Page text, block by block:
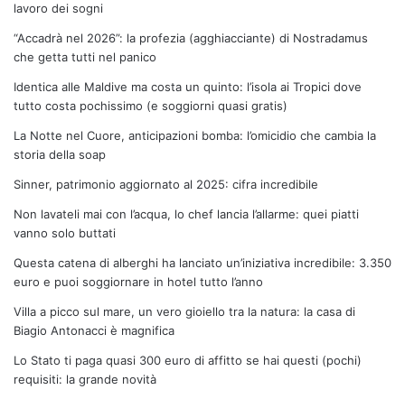
lavoro dei sogni
“Accadrà nel 2026”: la profezia (agghiacciante) di Nostradamus
che getta tutti nel panico
Identica alle Maldive ma costa un quinto: l’isola ai Tropici dove
tutto costa pochissimo (e soggiorni quasi gratis)
La Notte nel Cuore, anticipazioni bomba: l’omicidio che cambia la
storia della soap
Sinner, patrimonio aggiornato al 2025: cifra incredibile
Non lavateli mai con l’acqua, lo chef lancia l’allarme: quei piatti
vanno solo buttati
Questa catena di alberghi ha lanciato un’iniziativa incredibile: 3.350
euro e puoi soggiornare in hotel tutto l’anno
Villa a picco sul mare, un vero gioiello tra la natura: la casa di
Biagio Antonacci è magnifica
Lo Stato ti paga quasi 300 euro di affitto se hai questi (pochi)
requisiti: la grande novità